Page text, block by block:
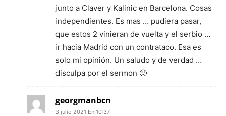
junto a Claver y Kalinic en Barcelona. Cosas
independientes. Es mas … pudiera pasar,
que estos 2 vinieran de vuelta y el serbio …
ir hacia Madrid con un contrataco. Esa es
solo mi opinión. Un saludo y de verdad …
disculpa por el sermon 🙂
georgmanbcn
3 julio 2021 En 10:37